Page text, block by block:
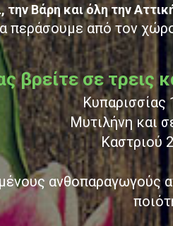
την Βάρη και όλη την
περάσουμε από τον
βρείτε σε τρεις
Κυπαρισσίας
Μυτιλήνη και
Καστριού
ανθοπαραγωγούς